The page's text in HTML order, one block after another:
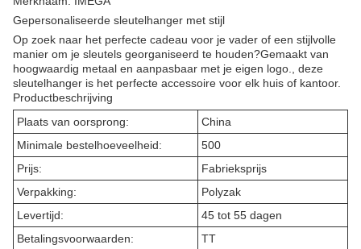
Gepersonaliseerde sleutelhanger met stijl
Op zoek naar het perfecte cadeau voor je vader of een stijlvolle
manier om je sleutels georganiseerd te houden?Gemaakt van
hoogwaardig metaal en aanpasbaar met je eigen logo., deze
sleutelhanger is het perfecte accessoire voor elk huis of kantoor.
Productbeschrijving
Plaats van oorsprong:
China
Minimale bestelhoeveelheid:
500
Prijs:
Fabrieksprijs
Verpakking:
Polyzak
Levertijd:
45 tot 55 dagen
Betalingsvoorwaarden:
TT